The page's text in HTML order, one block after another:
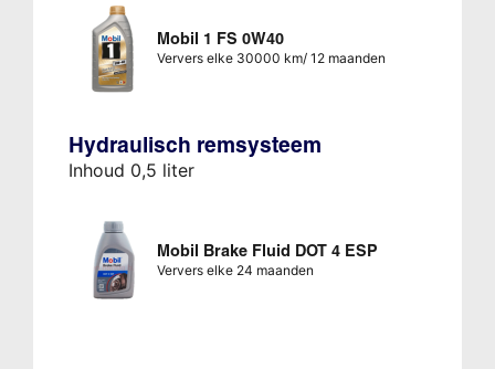
Mobil 1 FS 0W40
Ververs elke 30000 km/ 12 maanden
Hydraulisch remsysteem
Inhoud 0,5 liter
Mobil Brake Fluid DOT 4 ESP
Ververs elke 24 maanden